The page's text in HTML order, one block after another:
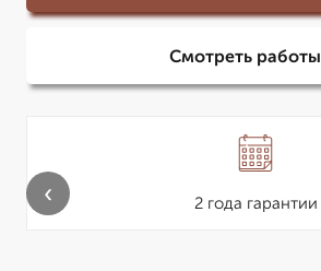
Смотреть работы
2 года гарантии
‹